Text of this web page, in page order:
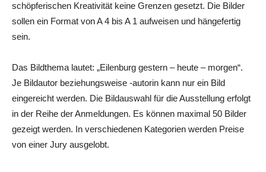
schöpferischen Kreativität keine Grenzen gesetzt. Die Bilder
sollen ein Format von A 4 bis A 1 aufweisen und hängefertig
sein.
Das Bildthema lautet: „Eilenburg gestern – heute – morgen“.
Je Bildautor beziehungsweise -autorin kann nur ein Bild
eingereicht werden. Die Bildauswahl für die Ausstellung erfolgt
in der Reihe der Anmeldungen. Es können maximal 50 Bilder
gezeigt werden. In verschiedenen Kategorien werden Preise
von einer Jury ausgelobt.